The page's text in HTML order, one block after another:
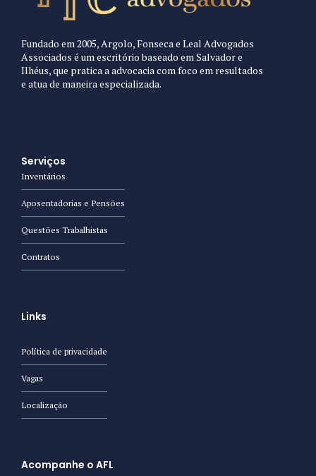
Fundado em 2005, Argolo, Fonseca e Leal Advogados
Associados é um escritório baseado em Salvador e
Ilhéus, que pratica a advocacia com foco em resultados
e atua de maneira especializada.
Serviços
Inventários
Aposentadorias e Pensões
Questões Trabalhistas
Contratos
Links
Política de privacidade
Vagas
Localização
Acompanhe o AFL